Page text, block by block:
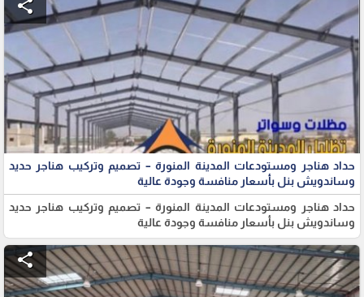
share
حداد هناجر ومستودعات المدينة المنورة – تصميم وتركيب هناجر حديد
وساندويش بنل بأسعار منافسة وجودة عالية
حداد هناجر ومستودعات المدينة المنورة – تصميم وتركيب هناجر حديد
وساندويش بنل بأسعار منافسة وجودة عالية
share